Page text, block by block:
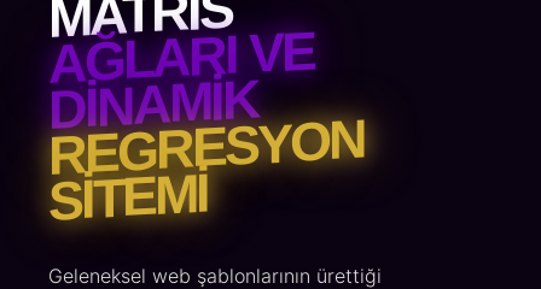
AĞLARI VE
DINAMIK
REGRESYON
SITEMI
Geleneksel web şablonlarının ürettiği